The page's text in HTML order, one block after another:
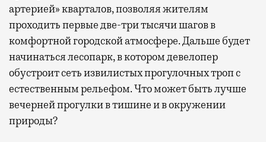
артерией» кварталов, позволяя жителям
проходить первые две-три тысячи шагов в
комфортной городской атмосфере. Дальше будет
начинаться лесопарк, в котором девелопер
обустроит сеть извилистых прогулочных троп с
естественным рельефом. Что может быть лучше
вечерней прогулки в тишине и в окружении
природы?